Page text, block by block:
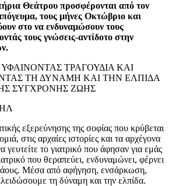
Θεάτρου προσφέρονται από τον
τους μήνες Οκτώβριο και
στο να ενδυναμώσουν τους
τους γνώσεις-αντίδοτο στην
ΥΦΑΙΝΟΝΤΑΣ ΤΡΑΓΟΥΔΙΑ ΚΑΙ
ΤΗ ΔΥΝΑΜΗ ΚΑΙ ΤΗΝ ΕΛΠΙΔΑ
ΣΥΓΧΡΟΝΗΣ ΖΩΗΣ
εξερεύνησης της σοφίας που κρύβεται
στις αρχαίες ιστορίες και τα αρχέγονα
γευτείτε το γιατρικό που άφησαν για εμάς
που θεραπεύει, ενδυναμώνει, φέρνει
Μέσα από αφήγηση, ενσάρκωση,
τη δύναμη και την ελπίδα.